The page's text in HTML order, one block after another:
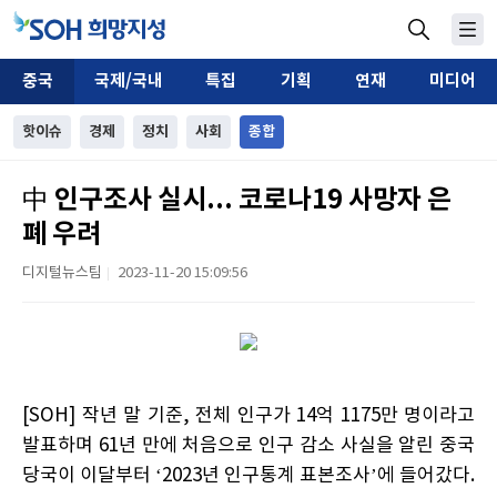
중국 국제/국내 특집 기획 연재 미디어
핫이슈 경제 정치 사회 종합
中 인구조사 실시... 코로나19 사망자 은
폐 우려
디지털뉴스팀 2023-11-20 15:09:56
[SOH] 작년 말 기준, 전체 인구가 14억 1175만 명이라고
발표하며 61년 만에 처음으로 인구 감소 사실을 알린 중국
당국이 이달부터 ‘2023년 인구통계 표본조사’에 들어갔다.